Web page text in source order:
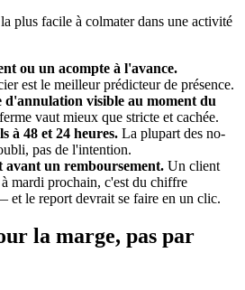
plus facile à colmater dans une activité
ou un acompte à l'avance.
est le meilleur prédicteur de présence.
d'annulation visible au moment du
vaut mieux que stricte et cachée.
à 48 et 24 heures. La plupart des no-
pas de l'intention.
avant un remboursement. Un client
mardi prochain, c'est du chiffre
et le report devrait se faire en un clic.
la marge, pas par